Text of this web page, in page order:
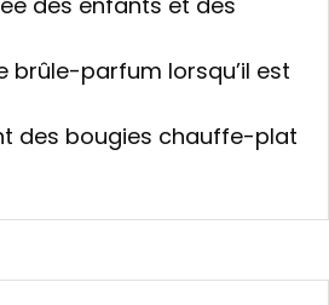
brûle-parfum lorsqu’il est
des bougies chauffe-plat